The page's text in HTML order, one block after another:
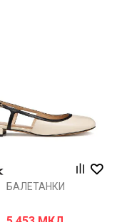
БАЛЕТАНКИ